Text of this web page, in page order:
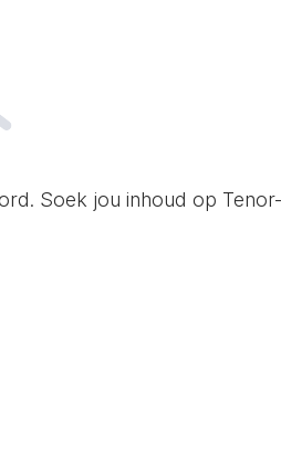
Soek jou inhoud op